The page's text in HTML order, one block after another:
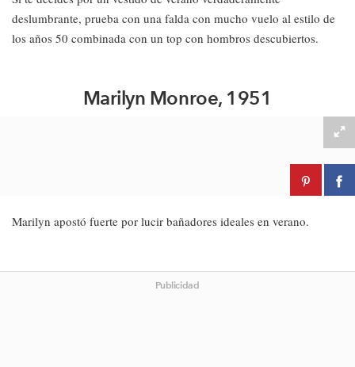
deslumbrante, prueba con una falda con mucho vuelo al estilo de
los años 50 combinada con un top con hombros descubiertos.
Marilyn Monroe, 1951
Marilyn apostó fuerte por lucir bañadores ideales en verano.
Publicidad